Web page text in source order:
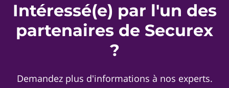
Intéressé(e) par l'un des
partenaires de Securex
?
Demandez plus d'informations à nos experts.